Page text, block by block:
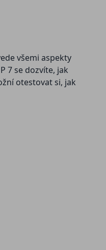
všemi aspekty
7 se dozvíte, jak
otestovat si, jak